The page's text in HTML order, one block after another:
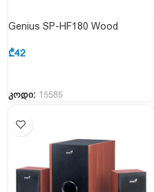
Genius SP-HF180 Wood
₾42
კოდი: 15585